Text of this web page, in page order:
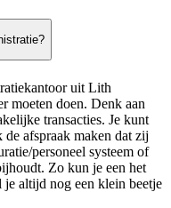
uit Lith
moeten doen. Denk aan
transacties. Je kunt
afspraak maken dat zij
personeel systeem of
Zo kun je een het
je altijd nog een klein beetje